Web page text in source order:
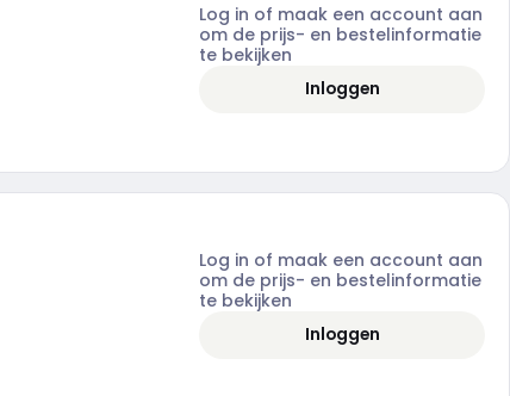
Log in of maak een account aan
om de prijs- en bestelinformatie
te bekijken
Inloggen
Log in of maak een account aan
om de prijs- en bestelinformatie
te bekijken
Inloggen